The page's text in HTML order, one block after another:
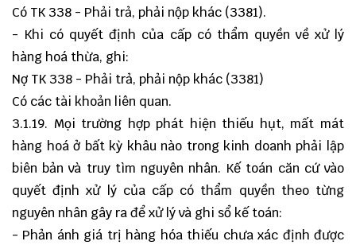
Có TK 338 - Phải trả, phải nộp khác (3381).
- Khi có quyết định của cấp có thẩm quyền về xử lý
hàng hoá thừa, ghi:
Nợ TK 338 - Phải trả, phải nộp khác (3381)
Có các tài khoản liên quan.
3.1.19. Mọi trường hợp phát hiện thiếu hụt, mất mát
hàng hoá ở bất kỳ khâu nào trong kinh doanh phải lập
biên bản và truy tìm nguyên nhân. Kế toán căn cứ vào
quyết định xử lý của cấp có thẩm quyền theo từng
nguyên nhân gây ra để xử lý và ghi sổ kế toán:
- Phản ánh giá trị hàng hóa thiếu chưa xác định được